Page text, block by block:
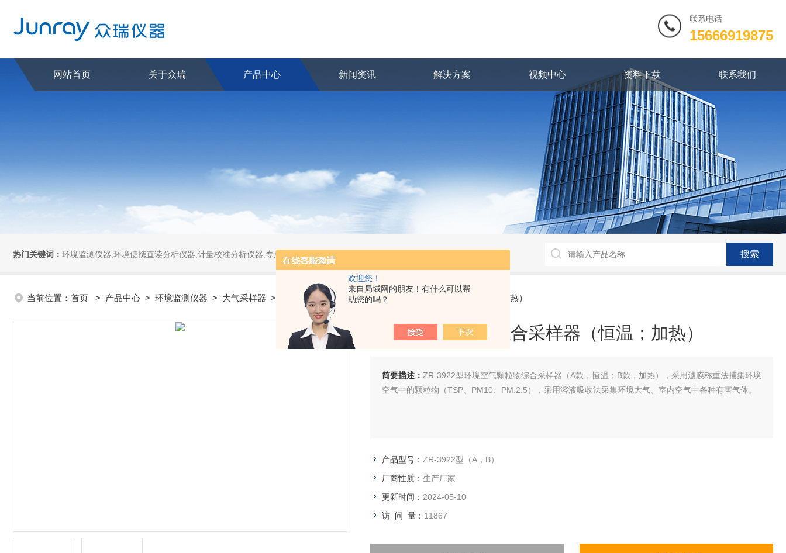
欢迎您！
来自局域网的朋友！有什么可以帮
助您的吗？
联系电话
15666919875
网站首页 关于众瑞 产品中心 新闻资讯 解决方案 视频中心 资料下载 联系我们
热门关键词： 环境监测仪器,环境便携直读分析仪器,计量校准分析仪器,专用及应急分析仪器,粒子计数器,菌落计数仪,空气微生物采样器,
当前位置： 首页 > 产品中心 > 环境监测仪器 > 大气采样器 > ZR-3922型（A，B）环境空气颗粒物综合采样器（恒温；加热）
环境空气颗粒物综合采样器（恒温；加热）
简要描述： ZR-3922型环境空气颗粒物综合采样器（A款，恒温；B款，加热），采用滤膜称重法捕集环境
空气中的颗粒物（TSP、PM10、PM.2.5），采用溶液吸收法采集环境大气、室内空气中各种有害气体。
产品型号： ZR-3922型（A，B）
厂商性质： 生产厂家
更新时间： 2024-05-10
访 问 量： 11867